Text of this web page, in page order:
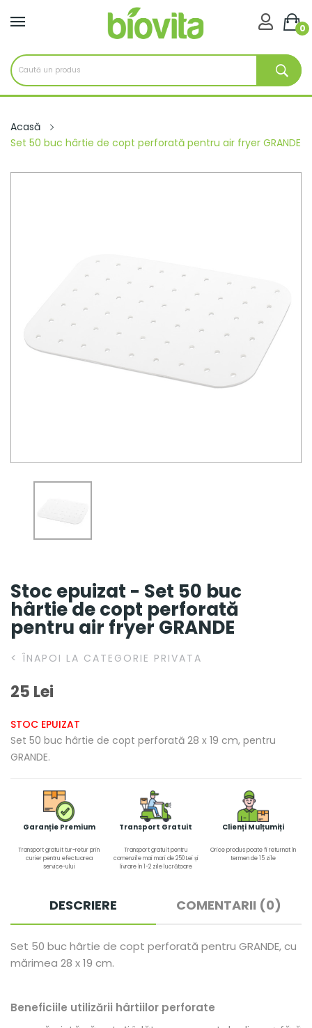
0

Acasă
Set 50 buc hârtie de copt perforată pentru air fryer GRANDE
Stoc epuizat - Set 50 buc
hârtie de copt perforată
pentru air fryer GRANDE
< ÎNAPOI LA CATEGORIE PRIVATA
25 Lei
STOC EPUIZAT
Set 50 buc hârtie de copt perforată 28 x 19 cm, pentru
GRANDE.
Garanție Premium
Transport gratuit tur-retur prin
curier pentru efectuarea
service-ului
Transport Gratuit
Transport gratuit pentru
comenzile mai mari de 250 Lei și
livrare în 1-2 zile lucrătoare
Clienți Mulțumiți
Orice produs poate fi returnat în
termen de 15 zile
DESCRIERE COMENTARII (0)
Set 50 buc hârtie de copt perforată pentru GRANDE, cu
mărimea 28 x 19 cm.
Beneficiile utilizării hârtiilor perforate